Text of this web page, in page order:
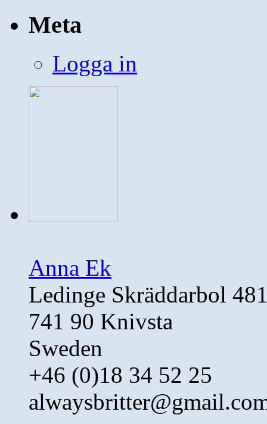
Meta
Logga in
Anna Ek
Ledinge Skräddarbol
741 90 Knivsta
Sweden
+46 (0)18 34 52 25